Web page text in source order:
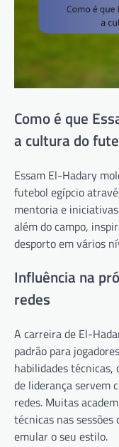
Como é que
a cultura do
Essam El-Hadary
futebol egípcio
mentoria e
além do campo,
desporto em vários
Influência na
redes
A carreira de El-
padrão para
habilidades técnicas,
de liderança servem
redes. Muitas
técnicas nas
emular o seu estilo.